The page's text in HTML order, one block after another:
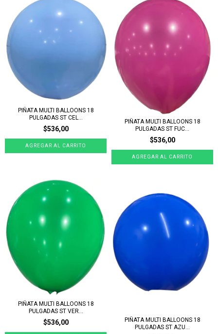
PIÑATA MULTI BALLOONS 18
PULGADAS ST CEL...
$536,00
PIÑATA MULTI BALLOONS 18
PULGADAS ST FUC...
$536,00
PIÑATA MULTI BALLOONS 18
PULGADAS ST VER...
$536,00
PIÑATA MULTI BALLOONS 18
PULGADAS ST AZU...